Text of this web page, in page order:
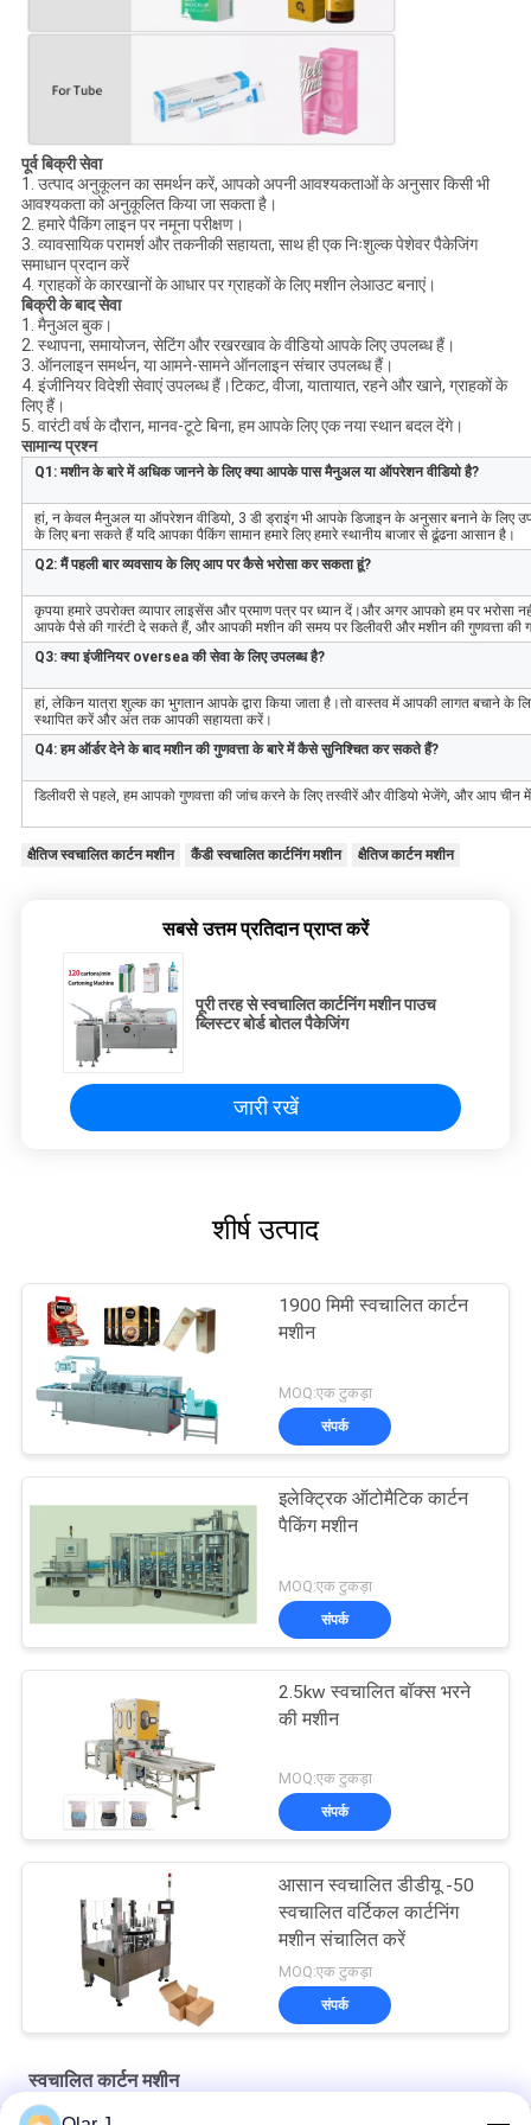
पूर्व बिक्री सेवा
1. उत्पाद अनुकूलन का समर्थन करें, आपको अपनी आवश्यकताओं के अनुसार किसी भी
आवश्यकता को अनुकूलित किया जा सकता है।
2. हमारे पैकिंग लाइन पर नमूना परीक्षण।
3. व्यावसायिक परामर्श और तकनीकी सहायता, साथ ही एक निःशुल्क पेशेवर पैकेजिंग
समाधान प्रदान करें
4. ग्राहकों के कारखानों के आधार पर ग्राहकों के लिए मशीन लेआउट बनाएं।
बिक्री के बाद सेवा
1. मैनुअल बुक।
2. स्थापना, समायोजन, सेटिंग और रखरखाव के वीडियो आपके लिए उपलब्ध हैं।
3. ऑनलाइन समर्थन, या आमने-सामने ऑनलाइन संचार उपलब्ध हैं।
4. इंजीनियर विदेशी सेवाएं उपलब्ध हैं।टिकट, वीजा, यातायात, रहने और खाने, ग्राहकों के
लिए हैं।
5. वारंटी वर्ष के दौरान, मानव-टूटे बिना, हम आपके लिए एक नया स्थान बदल देंगे।
सामान्य प्रश्न
Q1: मशीन के बारे में अधिक जानने के लिए क्या आपके पास मैनुअल या ऑपरेशन वीडियो है?
हां, न केवल मैनुअल या ऑपरेशन वीडियो, 3 डी ड्राइंग भी आपके डिजाइन के अनुसार बनाने के लिए
के लिए बना सकते हैं यदि आपका पैकिंग सामान हमारे लिए हमारे स्थानीय बाजार से ढूंढना आसान है।
Q2: मैं पहली बार व्यवसाय के लिए आप पर कैसे भरोसा कर सकता हूं?
कृपया हमारे उपरोक्त व्यापार लाइसेंस और प्रमाण पत्र पर ध्यान दें।और अगर आपको हम पर भरोसा
आपके पैसे की गारंटी दे सकते हैं, और आपकी मशीन की समय पर डिलीवरी और मशीन की गुणवत्ता की
Q3: क्या इंजीनियर oversea की सेवा के लिए उपलब्ध है?
हां, लेकिन यात्रा शुल्क का भुगतान आपके द्वारा किया जाता है।तो वास्तव में आपकी लागत बचाने के
स्थापित करें और अंत तक आपकी सहायता करें।
Q4: हम ऑर्डर देने के बाद मशीन की गुणवत्ता के बारे में कैसे सुनिश्चित कर सकते हैं?
डिलीवरी से पहले, हम आपको गुणवत्ता की जांच करने के लिए तस्वीरें और वीडियो भेजेंगे, और आप चीन
क्षैतिज स्वचालित कार्टन मशीन कैंडी स्वचालित कार्टनिंग मशीन क्षैतिज कार्टन मशीन
सबसे उत्तम प्रतिदान प्राप्त करें
पूरी तरह से स्वचालित कार्टनिंग मशीन पाउच
ब्लिस्टर बोर्ड बोतल पैकेजिंग
जारी रखें
शीर्ष उत्पाद
1900 मिमी स्वचालित कार्टन
मशीन
MOQ:एक टुकड़ा
संपर्क
इलेक्ट्रिक ऑटोमैटिक कार्टन
पैकिंग मशीन
MOQ:एक टुकड़ा
संपर्क
2.5kw स्वचालित बॉक्स भरने
की मशीन
MOQ:एक टुकड़ा
संपर्क
आसान स्वचालित डीडीयू -50
स्वचालित वर्टिकल कार्टनिंग
मशीन संचालित करें
MOQ:एक टुकड़ा
संपर्क
स्वचालित कार्टन मशीन